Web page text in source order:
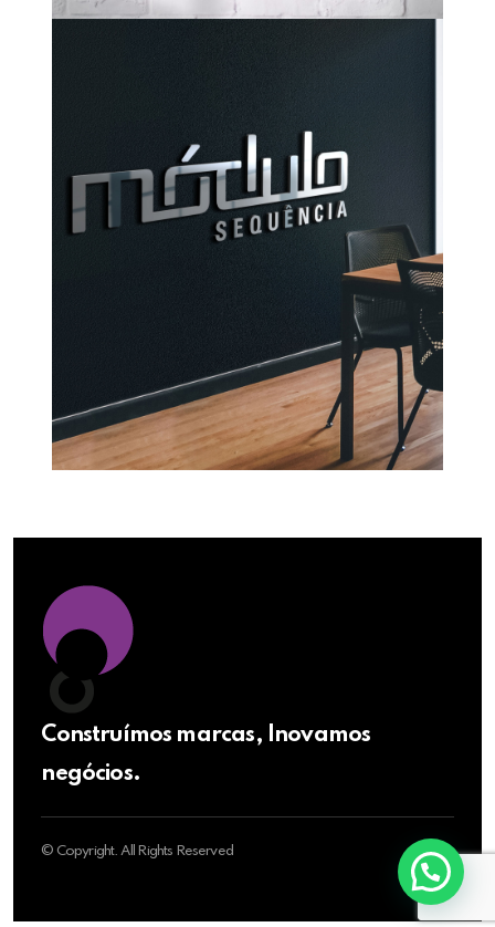
Construímos marcas, Inovamos
negócios.
© Copyright. All Rights Reserved